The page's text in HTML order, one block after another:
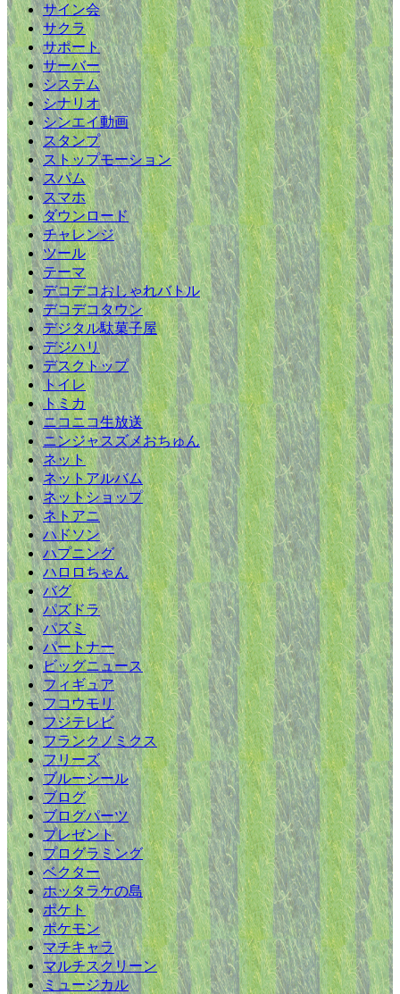
サイン会
サクラ
サポート
サーバー
システム
シナリオ
シンエイ動画
スタンプ
ストップモーション
スパム
スマホ
ダウンロード
チャレンジ
ツール
テーマ
デコデコおしゃれバトル
デコデコタウン
デジタル駄菓子屋
デジハリ
デスクトップ
トイレ
トミカ
ニコニコ生放送
ニンジャスズメおちゅん
ネット
ネットアルバム
ネットショップ
ネトアニ
ハドソン
ハプニング
ハロロちゃん
バグ
パズドラ
パズミ
パートナー
ビッグニュース
フィギュア
フコウモリ
フジテレビ
フランクノミクス
フリーズ
ブルーシール
ブログ
ブログパーツ
プレゼント
プログラミング
ベクター
ホッタラケの島
ポケト
ポケモン
マチキャラ
マルチスクリーン
ミュージカル